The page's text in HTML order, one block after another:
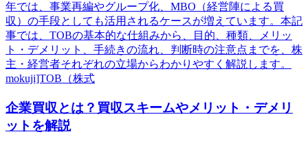
年では、事業再編やグループ化、MBO（経営陣による買
収）の手段としても活用されるケースが増えています。本記
事では、TOBの基本的な仕組みから、目的、種類、メリッ
ト・デメリット、手続きの流れ、判断時の注意点までを、株
主・経営者それぞれの立場からわかりやすく解説します。
mokuji]TOB（株式
企業買収とは？買収スキームやメリット・デメリ
ットを解説